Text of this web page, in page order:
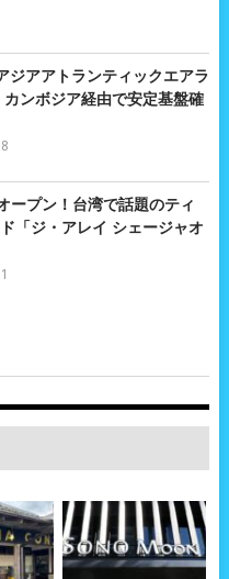
ジアアトランティックエアラ
カンボジア経由で安定基盤確
ープン！台湾で話題のティ
「ジ・アレイ シェージャオ